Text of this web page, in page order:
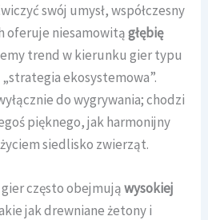
swój umysł, współczesny
oferuje niesamowitągłębię
trend w kierunku gier typu
ekosystemowa”.
do wygrywania; chodzi
pięknego, jak harmonijny
siedlisko zwierząt.
często obejmująwysokiej
jak drewniane żetony i